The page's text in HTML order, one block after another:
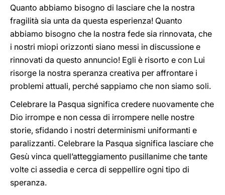
Quanto abbiamo bisogno di lasciare che la nostra
fragilità sia unta da questa esperienza! Quanto
abbiamo bisogno che la nostra fede sia rinnovata, che
i nostri miopi orizzonti siano messi in discussione e
rinnovati da questo annuncio! Egli è risorto e con Lui
risorge la nostra speranza creativa per affrontare i
problemi attuali, perché sappiamo che non siamo soli.
Celebrare la Pasqua significa credere nuovamente che
Dio irrompe e non cessa di irrompere nelle nostre
storie, sfidando i nostri determinismi uniformanti e
paralizzanti. Celebrare la Pasqua significa lasciare che
Gesù vinca quell’atteggiamento pusillanime che tante
volte ci assedia e cerca di seppellire ogni tipo di
speranza.